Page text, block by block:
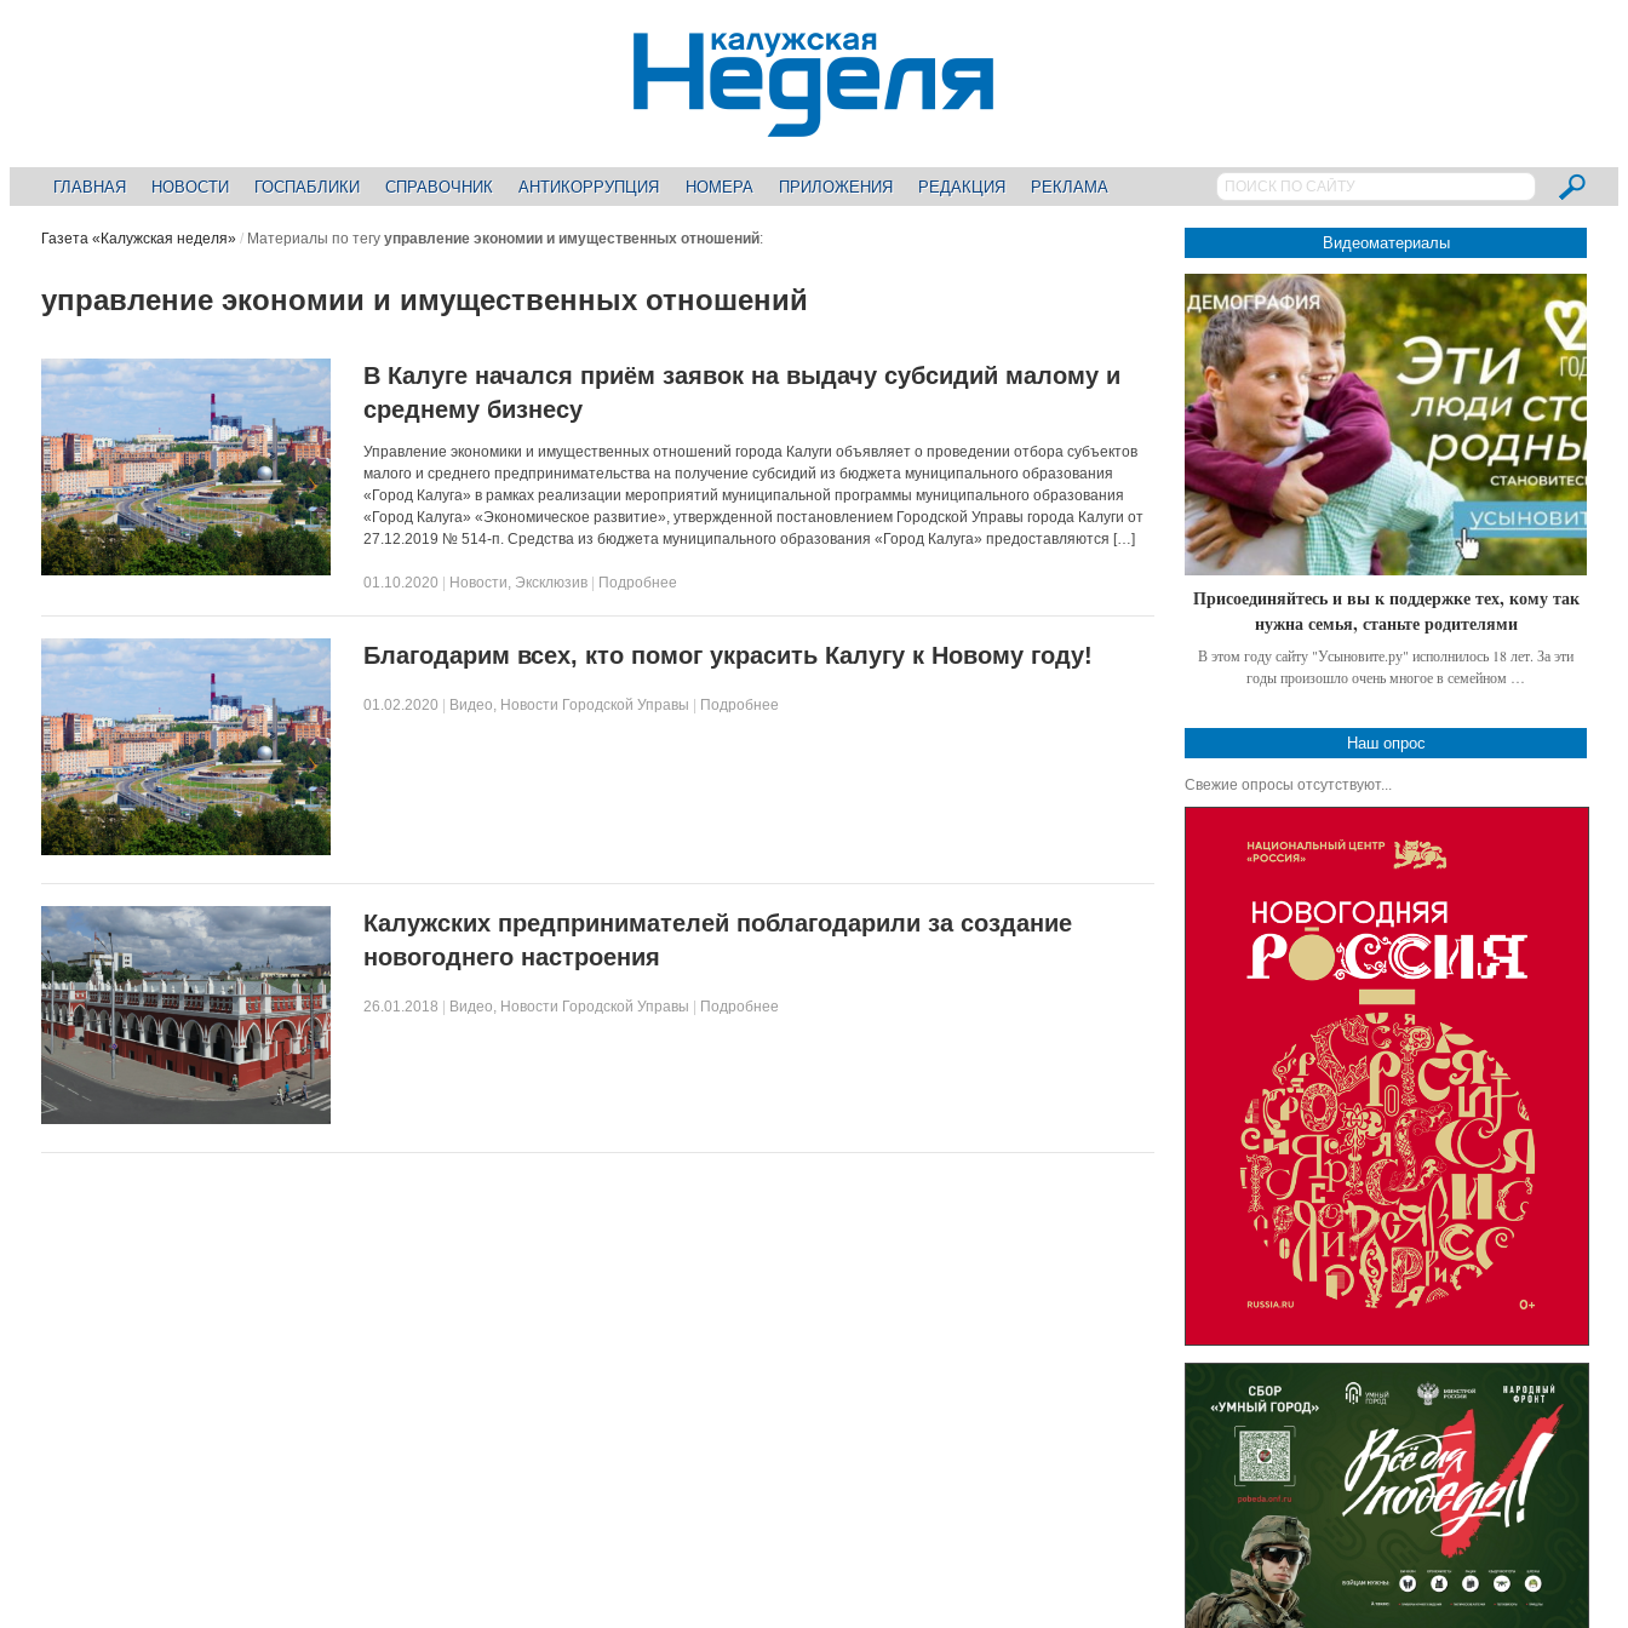
ГЛАВНАЯ НОВОСТИ ГОСПАБЛИКИ СПРАВОЧНИК АНТИКОРРУПЦИЯ НОМЕРА ПРИЛОЖЕНИЯ РЕДАКЦИЯ РЕКЛАМА
Газета «Калужская неделя» / Материалы по тегу управление экономии и имущественных отношений:
управление экономии и имущественных отношений
В Калуге начался приём заявок на выдачу субсидий малому и
среднему бизнесу
Управление экономики и имущественных отношений города Калуги объявляет о проведении отбора субъектов
малого и среднего предпринимательства на получение субсидий из бюджета муниципального образования
«Город Калуга» в рамках реализации мероприятий муниципальной программы муниципального образования
«Город Калуга» «Экономическое развитие», утвержденной постановлением Городской Управы города Калуги от
27.12.2019 № 514-п. Средства из бюджета муниципального образования «Город Калуга» предоставляются […]
01.10.2020 Новости, Эксклюзив Подробнее
Благодарим всех, кто помог украсить Калугу к Новому году!
01.02.2020 Видео, Новости Городской Управы Подробнее
Калужских предпринимателей поблагодарили за создание
новогоднего настроения
26.01.2018 Видео, Новости Городской Управы Подробнее
Видеоматериалы
Присоединяйтесь и вы к поддержке тех, кому так
нужна семья, станьте родителями
В этом году сайту "Усыновите.ру" исполнилось 18 лет. За эти
годы произошло очень многое в семейном …
Наш опрос
Свежие опросы отсутствуют...